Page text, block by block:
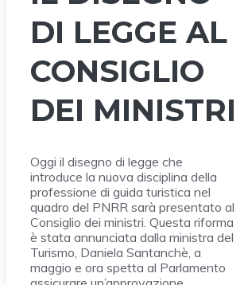
DI LEGGE AL
CONSIGLIO
DEI MINISTRI
Oggi il disegno di legge che
introduce la nuova disciplina della
professione di guida turistica nel
quadro del PNRR sarà presentato al
Consiglio dei ministri. Questa riforma
è stata annunciata dalla ministra del
Turismo, Daniela Santanchè, a
maggio e ora spetta al Parlamento